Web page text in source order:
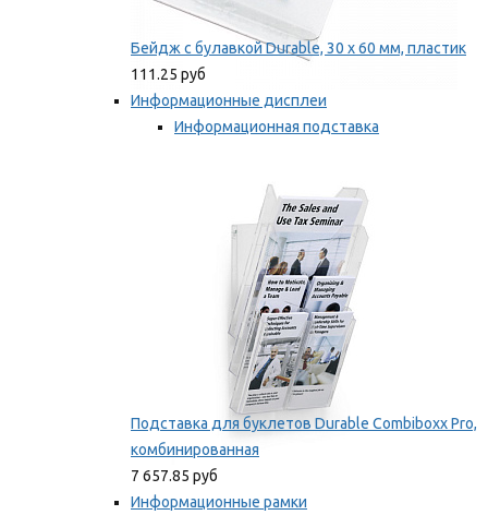
Бейдж с булавкой Durable, 30 х 60 мм, пластик
111.25 руб
Информационные дисплеи
Информационная подставка
Подставка для буклетов Durable Combiboxx Pro,
комбинированная
7 657.85 руб
Информационные рамки